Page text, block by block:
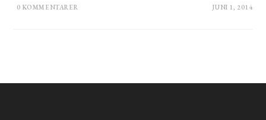
0 KOMMENTARER JUNI 1, 2014